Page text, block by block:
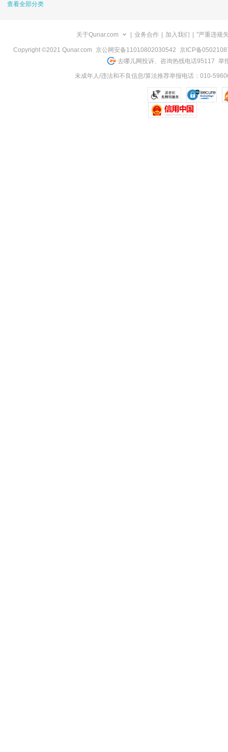
查看全部分类
关于Qunar.com 业务合作 加入我们 "严重违规
Copyright ©2021 Qunar.com 京公网安备11010802030542 京ICP备
去哪儿网投诉、咨询热线电话95117 举
未成年人/违法和不良信息/算法推荐举报电话：010-